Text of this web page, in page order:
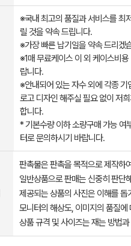
※국내 최고의 품질과 서비스를 최
릴 것을 약속 드립니다.
※가장 빠른 납기일을 약속 드리겠
※1매 무료케이스 이 외 케이스비
랍니다.
※안내되어 있는 자수 외에 각종 기
로고 디자인 해주실 필요 없이 저
합니다.
* 기본수량 이하 소량구매 가능 여
터로 문의하시기 바랍니다.
판촉물은 판촉을 목적으로 제작하
일반상품으로 판매는 신중히 판단
제공되는 상품의 사진은 이해를
모니터의 해상도, 이미지의 품질
상품 규격 및 사이즈는 재는 방법